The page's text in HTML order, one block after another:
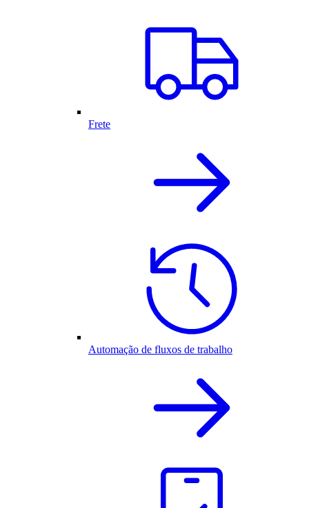
Frete
Automação de fluxos de trabalho